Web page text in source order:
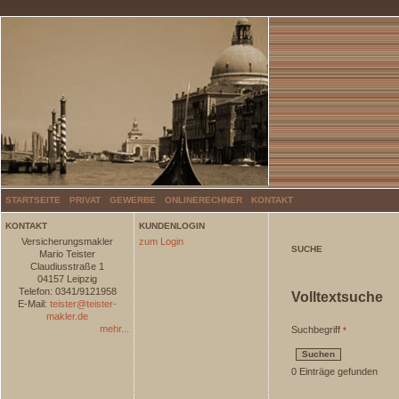
STARTSEITE PRIVAT GEWERBE ONLINERECHNER KONTAKT
KONTAKT
Versicherungsmakler
Mario Teister
Claudiusstraße 1
04157 Leipzig
Telefon: 0341/9121958
E-Mail: teister@teister-
makler.de
mehr...
KUNDENLOGIN
zum Login
SUCHE
Volltextsuche
Suchbegriff
0 Einträge gefunden